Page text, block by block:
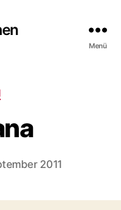
Menü
2011